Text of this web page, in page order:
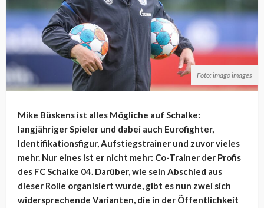
Foto: imago images
Mike Büskens ist alles Mögliche auf Schalke:
langjähriger Spieler und dabei auch Eurofighter,
Identifikationsfigur, Aufstiegstrainer und zuvor vieles
mehr. Nur eines ist er nicht mehr: Co-Trainer der Profis
des FC Schalke 04. Darüber, wie sein Abschied aus
dieser Rolle organisiert wurde, gibt es nun zwei sich
widersprechende Varianten, die in der Öffentlichkeit